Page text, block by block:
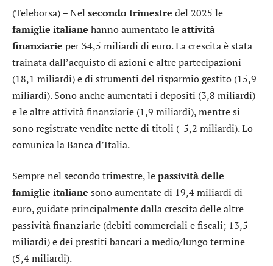
(Teleborsa) – Nel secondo trimestre del 2025 le
famiglie italiane hanno aumentato leattività
finanziarie per 34,5 miliardi di euro. La crescita è stata
trainata dall’acquisto di azioni e altre partecipazioni
(18,1 miliardi) e di strumenti del risparmio gestito (15,9
miliardi). Sono anche aumentati i depositi (3,8 miliardi)
e le altre attività finanziarie (1,9 miliardi), mentre si
sono registrate vendite nette di titoli (-5,2 miliardi). Lo
comunica la Banca d’Italia.
Sempre nel secondo trimestre, lepassività delle
famiglie italiane sono aumentate di 19,4 miliardi di
euro, guidate principalmente dalla crescita delle altre
passività finanziarie (debiti commerciali e fiscali; 13,5
miliardi) e dei prestiti bancari a medio/lungo termine
(5,4 miliardi).